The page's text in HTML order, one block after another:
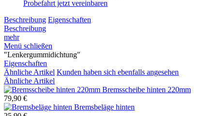
Probefahrt jetzt vereinbaren
Beschreibung Eigenschaften
Beschreibung
mehr
Menü schließen
"Lenkergummidichtung"
Eigenschaften
Ähnliche Artikel Kunden haben sich ebenfalls angesehen
Ähnliche Artikel
Bremsscheibe hinten 220mm
79,90 €
Bremsbeläge hinten